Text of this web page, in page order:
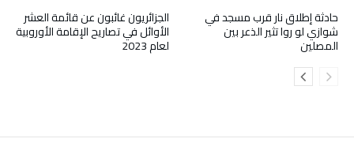
الجزائريون غائبون عن قائمة العشر
الأوائل في تصاريح الإقامة الأوروبية
لعام 2023
حادثة إطلاق نار قرب مسجد في
شوازي لو روا تثير الذعر بين
المصلين